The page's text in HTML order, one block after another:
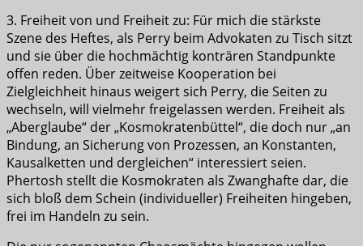
3. Freiheit von und Freiheit zu: Für mich die stärkste
Szene des Heftes, als Perry beim Advokaten zu Tisch sitzt
und sie über die hochmächtig konträren Standpunkte
offen reden. Über zeitweise Kooperation bei
Zielgleichheit hinaus weigert sich Perry, die Seiten zu
wechseln, will vielmehr freigelassen werden. Freiheit als
„Aberglaube“ der „Kosmokratenbüttel“, die doch nur „an
Bindung, an Sicherung von Prozessen, an Konstanten,
Kausalketten und dergleichen“ interessiert seien.
Phertosh stellt die Kosmokraten als Zwanghafte dar, die
sich bloß dem Schein (individueller) Freiheiten hingeben,
frei im Handeln zu sein.